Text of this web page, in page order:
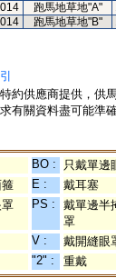
跑馬地草地"A"
跑馬地草地"B"
約供應商提供，供
有關資料盡可能準
BO : 只戴單邊
E : 戴耳塞
PS :
戴單邊半
罩
V : 戴開縫眼
"2" : 重戴